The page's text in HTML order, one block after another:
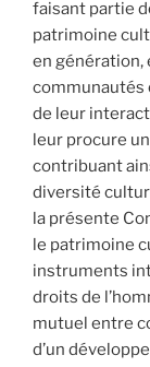
faisant partie
patrimoine
en génération,
communautés
de leur
leur procure
contribuant
diversité
la présente
le patrimoine
instruments
droits de
mutuel entre
d’un